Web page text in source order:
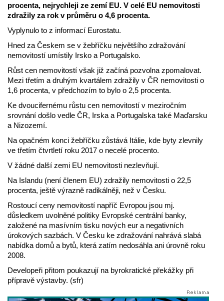
procenta, nejrychleji ze zemí EU. V celé EU nemovitosti
zdražily za rok v průměru o 4,6 procenta.
Vyplynulo to z informací Eurostatu.
Hned za Českem se v žebříčku největšího zdražování
nemovitostí umístily Irsko a Portugalsko.
Růst cen nemovitostí však již začíná pozvolna zpomalovat.
Mezi třetím a druhým kvartálem zdražily v ČR nemovitosti o
1,6 procenta, v předchozím to bylo o 2,5 procenta.
Ke dvoucifernému růstu cen nemovitostí v meziročním
srovnání došlo vedle ČR, Irska a Portugalska také Maďarsku
a Nizozemí.
Na opačném konci žebříčku zůstává Itálie, kde byty zlevnily
ve třetím čtvrtletí roku 2017 o necelé procento.
V žádné další zemi EU nemovitosti nezlevňují.
Na Islandu (není členem EU) zdražily nemovitosti o 22,5
procenta, ještě výrazně radikálněji, než v Česku.
Rostoucí ceny nemovitostí napříč Evropou jsou mj.
důsledkem uvolněné politiky Evropské centrální banky,
založené na masívním tisku nových eur a negativních
úrokových sazbách. V Česku ke zdražování nahrává slabá
nabídka domů a bytů, která zatím nedosáhla ani úrovně roku
2008.
Developeři přitom poukazují na byrokratické překážky při
přípravě výstavby. (sfr)